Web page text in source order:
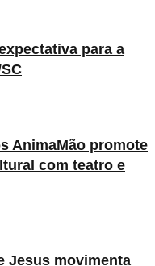
para a
AnimaMão promote
com teatro e
Jesus movimenta